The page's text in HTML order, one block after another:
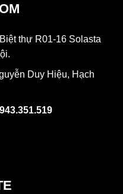
thự R01-16 Solasta
Duy Hiệu, Hạch